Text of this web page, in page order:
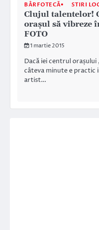
BÂRFOTECĂ STIRI
Clujul talentelor!
orașul să vibreze
FOTO
1 martie 2015
Dacă iei centrul
câteva minute e practic
artist…